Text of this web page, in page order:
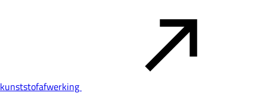
kunststofafwerking